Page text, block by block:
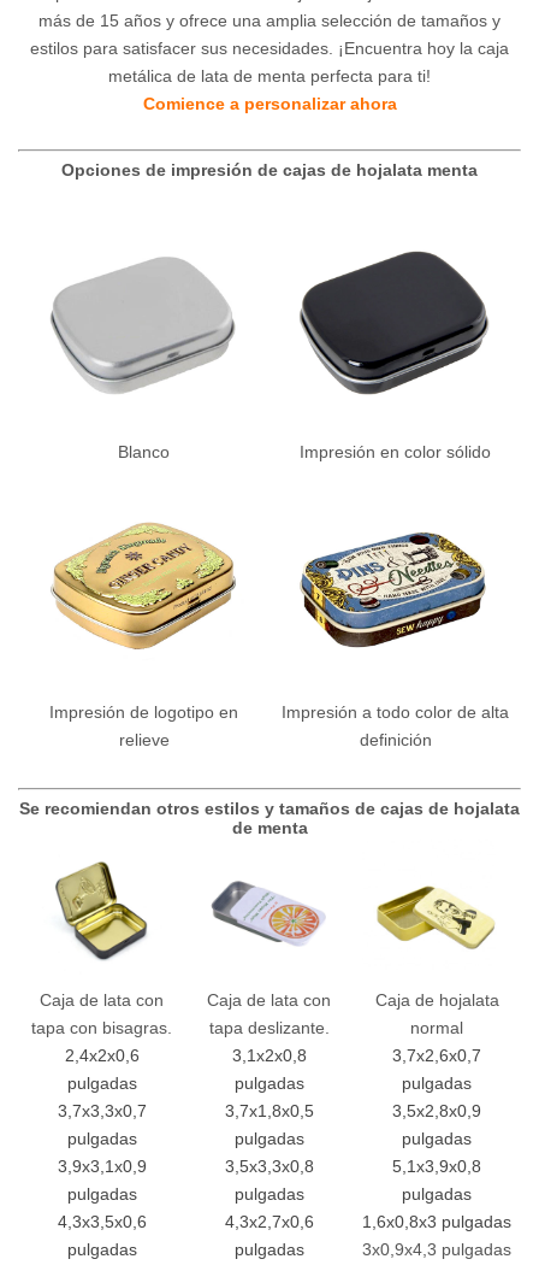
más de 15 años y ofrece una amplia selección de tamaños y
estilos para satisfacer sus necesidades. ¡Encuentra hoy la caja
metálica de lata de menta perfecta para ti!
Comience a personalizar ahora
Opciones de impresión de cajas de hojalata menta
Blanco Impresión en color sólido
Impresión de logotipo en
relieve
Impresión a todo color de alta
definición
Se recomiendan otros estilos y tamaños de cajas de hojalata
de menta
Caja de lata con
tapa con bisagras.
2,4x2x0,6
pulgadas
3,7x3,3x0,7
pulgadas
3,9x3,1x0,9
pulgadas
4,3x3,5x0,6
pulgadas
Caja de lata con
tapa deslizante.
3,1x2x0,8
pulgadas
3,7x1,8x0,5
pulgadas
3,5x3,3x0,8
pulgadas
4,3x2,7x0,6
pulgadas
Caja de hojalata
normal
3,7x2,6x0,7
pulgadas
3,5x2,8x0,9
pulgadas
5,1x3,9x0,8
pulgadas
1,6x0,8x3 pulgadas
3x0,9x4,3 pulgadas